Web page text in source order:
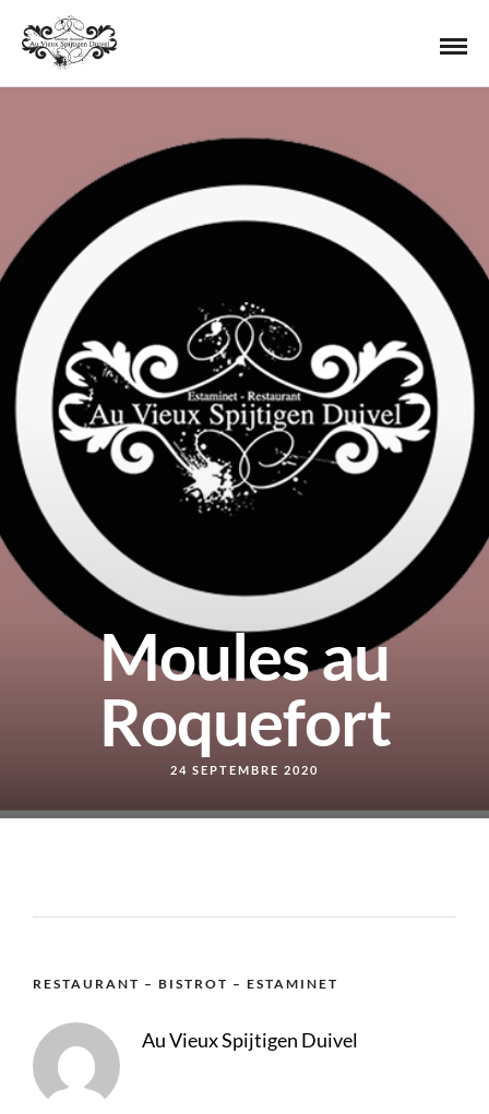
Moules au
Roquefort
24 SEPTEMBRE 2020
RESTAURANT – BISTROT – ESTAMINET
Au Vieux Spijtigen Duivel